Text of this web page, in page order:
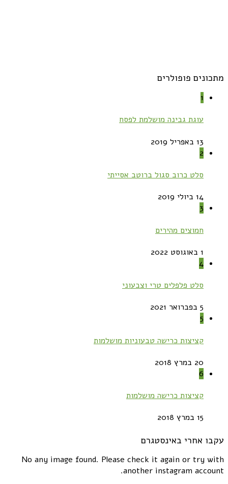
מתכונים פופולרים
1
עוגת גבינה מושלמת לפסח
13 באפריל 2019
2
סלט כרוב סגול ברוטב אסייתי
14 ביולי 2019
3
חמוצים מהירים
1 באוגוסט 2022
4
סלט פלפלים טרי וצבעוני
5 בפברואר 2021
5
קציצות כרישה טבעוניות מושלמות
20 במרץ 2018
6
קציצות כרישה מושלמות
15 במרץ 2018
עקבו אחרי באינסטגרם
No any image found. Please check it again or try with
another instagram account.